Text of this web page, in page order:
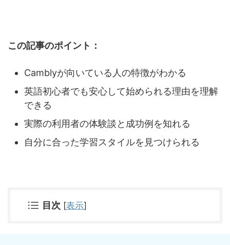
この記事のポイント：
Camblyが向いている人の特徴がわかる
英語初心者でも安心して始められる理由を理解
できる
実際の利用者の体験談と成功例を知れる
自分に合った学習スタイルを見つけられる
目次 [表示]